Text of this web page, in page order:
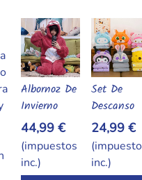
Carrito Añadir Al Carrito
Set De
Descanso
Premium:
Combo Puff
Ergonómico
+ Manta
24,99 €
(impuestos
inc.)
Añadir
Disfraz
Oficial